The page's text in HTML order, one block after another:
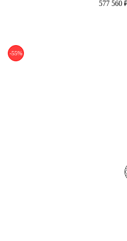
577 560
-55%